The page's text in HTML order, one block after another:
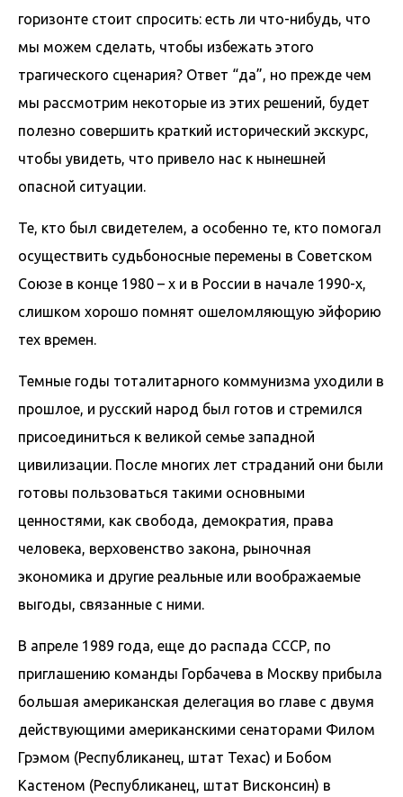
горизонте стоит спросить: есть ли что-нибудь, что
мы можем сделать, чтобы избежать этого
трагического сценария? Ответ “да”, но прежде чем
мы рассмотрим некоторые из этих решений, будет
полезно совершить краткий исторический экскурс,
чтобы увидеть, что привело нас к нынешней
опасной ситуации.
Те, кто был свидетелем, а особенно те, кто помогал
осуществить судьбоносные перемены в Советском
Союзе в конце 1980 – х и в России в начале 1990-х,
слишком хорошо помнят ошеломляющую эйфорию
тех времен.
Темные годы тоталитарного коммунизма уходили в
прошлое, и русский народ был готов и стремился
присоединиться к великой семье западной
цивилизации. После многих лет страданий они были
готовы пользоваться такими основными
ценностями, как свобода, демократия, права
человека, верховенство закона, рыночная
экономика и другие реальные или воображаемые
выгоды, связанные с ними.
В апреле 1989 года, еще до распада СССР, по
приглашению команды Горбачева в Москву прибыла
большая американская делегация во главе с двумя
действующими американскими сенаторами Филом
Грэмом (Республиканец, штат Техас) и Бобом
Кастеном (Республиканец, штат Висконсин) в